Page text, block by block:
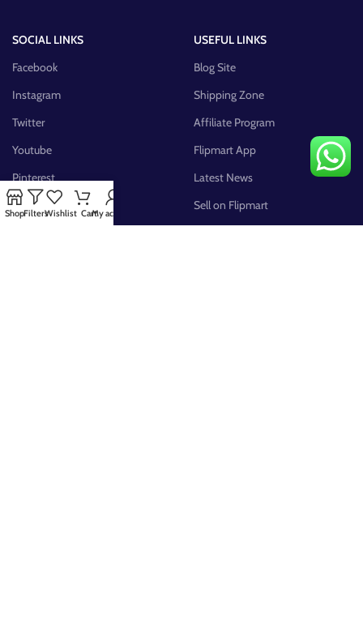
SOCIAL LINKS
Facebook
Instagram
Twitter
Youtube
Pinterest
FB Group
USEFUL LINKS
Blog Site
Shipping Zone
Affiliate Program
Flipmart App
Latest News
Sell on Flipmart
ShopFiltersWishlist CartMy account